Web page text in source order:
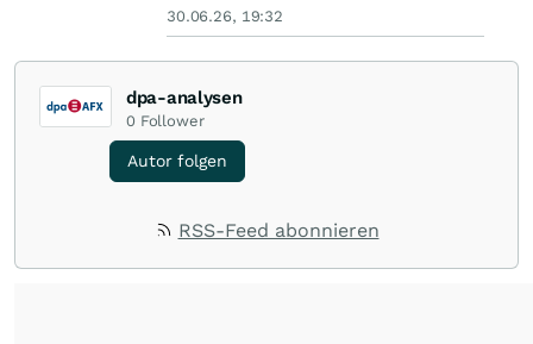
30.06.26, 19:32
dpa-analysen
0 Follower
Autor folgen
RSS-Feed abonnieren